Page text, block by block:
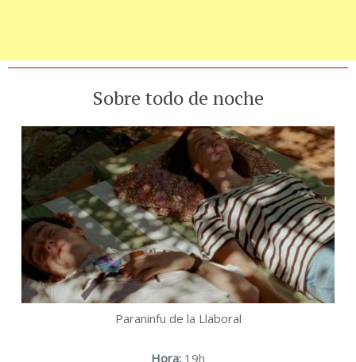
Sobre todo de noche
Paraninfu de la Llaboral
Hora: 19h